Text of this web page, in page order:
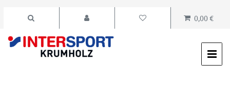
0,00 €